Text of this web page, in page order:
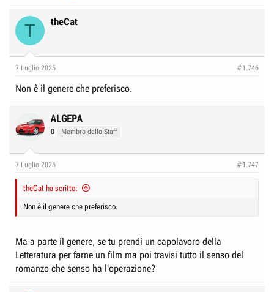
T theCat
7 Luglio 2025 #1.746
Non è il genere che preferisco.
ALGEPA
0 Membro dello Staff
7 Luglio 2025 #1.747
theCat ha scritto:
Non è il genere che preferisco.
Ma a parte il genere, se tu prendi un capolavoro della
Letteratura per farne un film ma poi travisi tutto il senso del
romanzo che senso ha l'operazione?